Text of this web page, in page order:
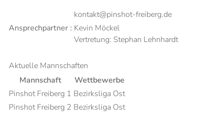
kontakt@pinshot-freiberg.de
Ansprechpartner : Kevin Möckel
Vertretung: Stephan Lehnhardt
Aktuelle Mannschaften
Mannschaft
Wettbewerbe
Pinshot Freiberg 1 Bezirksliga Ost
Pinshot Freiberg 2 Bezirksliga Ost